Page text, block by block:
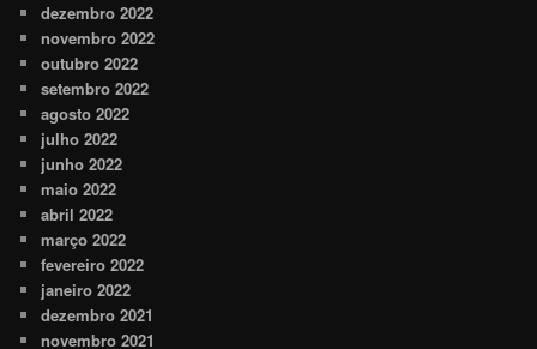
dezembro 2022
novembro 2022
outubro 2022
setembro 2022
agosto 2022
julho 2022
junho 2022
maio 2022
abril 2022
março 2022
fevereiro 2022
janeiro 2022
dezembro 2021
novembro 2021